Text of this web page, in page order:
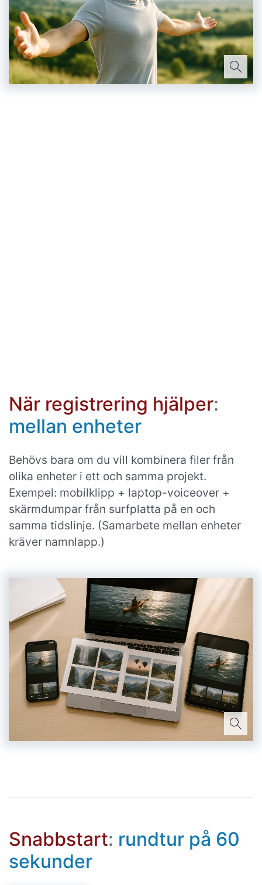
När registrering hjälper:
mellan enheter
Behövs bara om du vill kombinera filer från
olika enheter i ett och samma projekt.
Exempel: mobilklipp + laptop-voiceover +
skärmdumpar från surfplatta på en och
samma tidslinje. (Samarbete mellan enheter
kräver namnlapp.)
Snabbstart: rundtur på 60
sekunder